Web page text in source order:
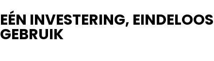
EÉN INVESTERING, EINDELOOS
GEBRUIK